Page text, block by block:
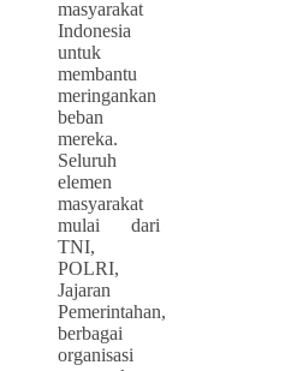
masyarakat
Indonesia
untuk
membantu
meringankan
beban
mereka.
Seluruh
elemen
masyarakat
mulai dari
TNI,
POLRI,
Jajaran
Pemerintahan,
berbagai
organisasi